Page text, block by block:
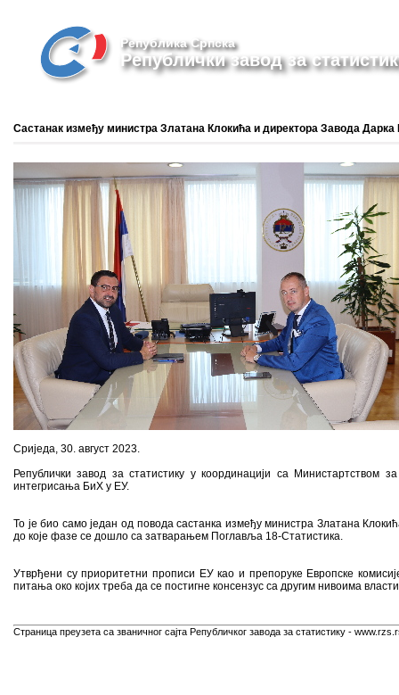
Република Српска
Републички завод за
Састанак између министра Златана Клокића и директора Завода
Сриједа, 30. август 2023.
Републички завод за статистику у координацији са Министартством
интегрисања БиХ у ЕУ.
То је био само један од повода састанка између министра Златана
до које фазе се дошло са затварањем Поглавља 18-Статистика.
Утврђени су приоритетни прописи ЕУ као и препоруке Европске
питања око којих треба да се постигне консензус са другим нивоима
Страница преузета са званичног сајта Републичког завода за статистику -